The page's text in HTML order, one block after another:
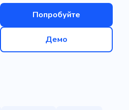
Попробуйте
Демо